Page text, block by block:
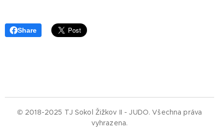
Share
© 2018-2025 TJ Sokol Žižkov II - JUDO. Všechna práva
vyhrazena.